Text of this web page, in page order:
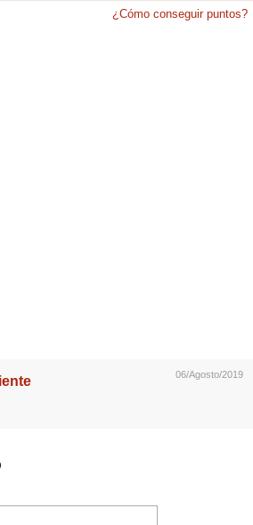
¿Cómo conseguir puntos?
06/Agosto/2019